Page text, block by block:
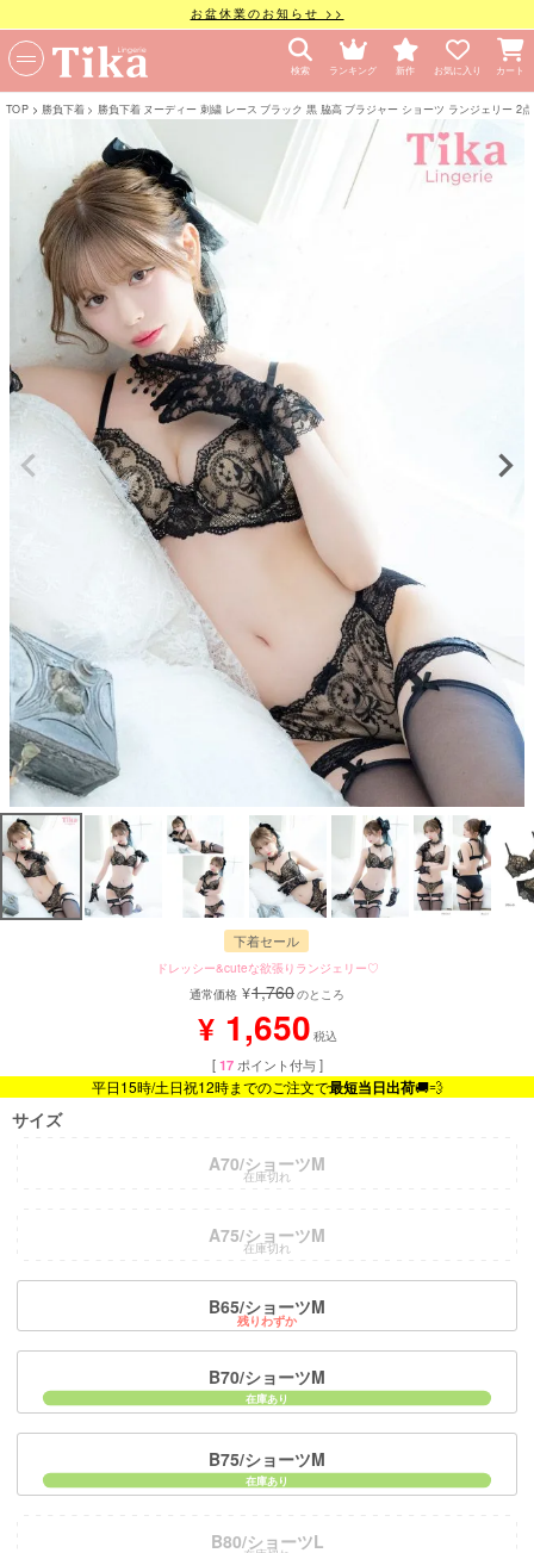
お盆休業のお知らせ >>
検索 ランキング 新作 お気に入り カート
TOP 勝負下着 勝負下着 ヌーディー 刺繍 レース ブラック 黒 脇高 ブラジャー ショーツ ランジェリー 2
下着セール
ドレッシー&cuteな欲張りランジェリー♡
通常価格 ¥1,760のところ
¥ 1,650 税込
[ 17 ポイント付与 ]
平日15時/土日祝12時までのご注文で最短当日出荷🚚💨
サイズ
A70/ショーツM
在庫切れ
A75/ショーツM
在庫切れ
B65/ショーツM
残りわずか
B70/ショーツM
B75/ショーツM
B80/ショーツL